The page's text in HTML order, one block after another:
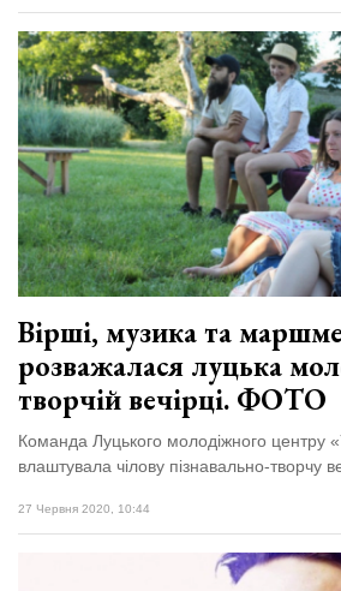
Вірші, музика та
розважалася луцька
творчій вечірці. ФОТО
Команда Луцького молодіжного центру
влаштувала чілову пізнавально-творчу
27 Червня 2020, 10:44